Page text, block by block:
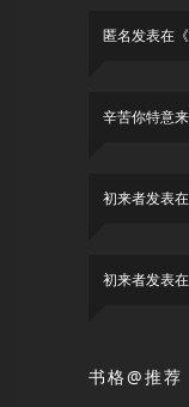
匿名发表在《
辛苦你特意
初来者发表
初来者发表
书格@推荐